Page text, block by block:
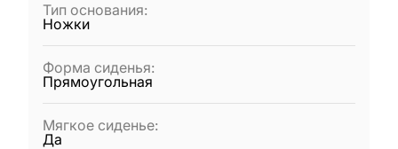
Тип основания:
Ножки
Форма сиденья:
Прямоугольная
Мягкое сиденье:
Да